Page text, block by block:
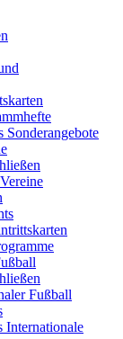
Sonderangebote
Fußball
Internationale